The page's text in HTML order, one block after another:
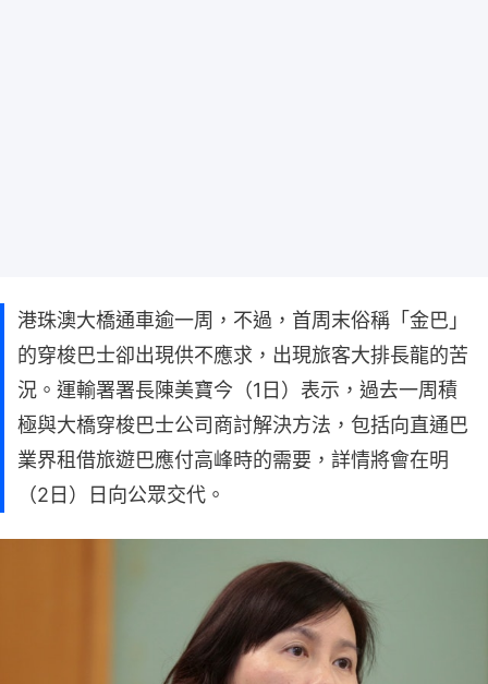
港珠澳大橋通車逾一周，不過，首周末俗稱「金巴」
的穿梭巴士卻出現供不應求，出現旅客大排長龍的苦
況。運輸署署長陳美寶今（1日）表示，過去一周積
極與大橋穿梭巴士公司商討解決方法，包括向直通巴
業界租借旅遊巴應付高峰時的需要，詳情將會在明
（2日）日向公眾交代。